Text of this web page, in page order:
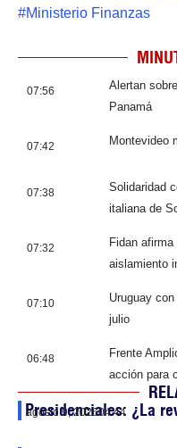
#Ministerio Finanzas
07:56
Alertan
Panamá
07:42 Montevideo
07:38
Solidaridad
italiana de
07:32
Fidan
aislamiento
07:10
Uruguay
julio
06:48
Frente
acción para
Presidenciales: ¿La
agosto 9, 202604:44